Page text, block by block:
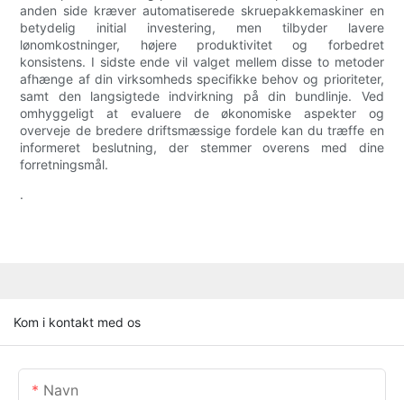
anden side kræver automatiserede skruepakkemaskiner en
betydelig initial investering, men tilbyder lavere
lønomkostninger, højere produktivitet og forbedret
konsistens. I sidste ende vil valget mellem disse to metoder
afhænge af din virksomheds specifikke behov og prioriteter,
samt den langsigtede indvirkning på din bundlinje. Ved
omhyggeligt at evaluere de økonomiske aspekter og
overveje de bredere driftsmæssige fordele kan du træffe en
informeret beslutning, der stemmer overens med dine
forretningsmål.
.
Kom i kontakt med os
Navn